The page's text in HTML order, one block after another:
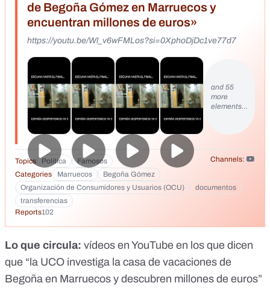
de Begoña Gómez en Marruecos y
encuentran millones de euros»
https://youtu.be/Wl_v6wFMLos?si=0XphoDjDc1ve77d7
and 55
more
elements…
Topics Política Famosos
Channels:
Categories
Marruecos
Begoña Gómez
Organización de Consumidores y Usuarios (OCU)
documentos
transferencias
Reports102
Lo que circula: vídeos en YouTube en los que dicen
que “la UCO investiga la casa de vacaciones de
Begoña en Marruecos y descubren millones de euros”